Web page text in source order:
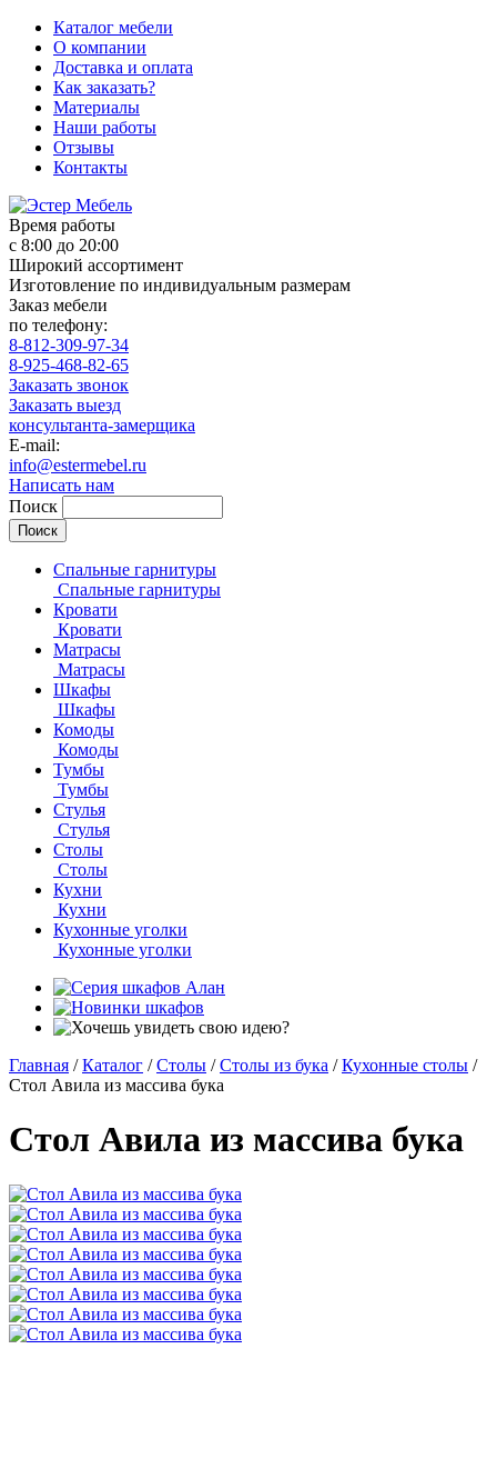
Каталог мебели
О компании
Доставка и оплата
Как заказать?
Материалы
Наши работы
Отзывы
Контакты
Время работы
с 8:00 до 20:00
Широкий ассортимент
Изготовление по индивидуальным размерам
Заказ мебели
по телефону:
8-812-309-97-34
8-925-468-82-65
Заказать звонок
Заказать выезд
консультанта-замерщика
E-mail:
info@estermebel.ru
Написать нам
Поиск
Спальные гарнитуры
Спальные гарнитуры
Кровати
Кровати
Матрасы
Матрасы
Шкафы
Шкафы
Комоды
Комоды
Тумбы
Тумбы
Стулья
Стулья
Столы
Столы
Кухни
Кухни
Кухонные уголки
Кухонные уголки
Главная / Каталог / Столы / Столы из бука / Кухонные столы /
Стол Авила из массива бука
Стол Авила из массива бука